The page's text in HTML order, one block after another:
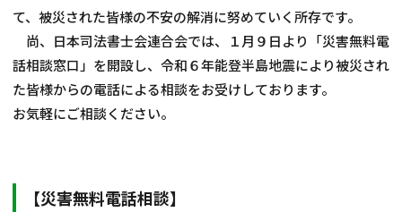
て、被災された皆様の不安の解消に努めていく所存です。
尚、日本司法書士会連合会では、１月９日より「災害無料電
話相談窓口」を開設し、令和６年能登半島地震により被災され
た皆様からの電話による相談をお受けしております。
お気軽にご相談ください。
【災害無料電話相談】